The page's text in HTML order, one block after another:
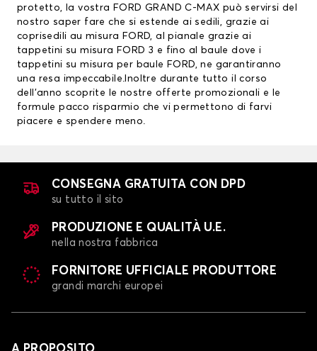
protetto, la vostra FORD GRAND C-MAX può servirsi del
nostro saper fare che si estende ai sedili, grazie ai
coprisedili au misura FORD, al pianale grazie ai
tappetini su misura FORD 3 e fino al baule dove i
tappetini su misura per baule FORD, ne garantiranno
una resa impeccabile.Inoltre durante tutto il corso
dell’anno scoprite le nostre offerte promozionali e le
formule pacco risparmio che vi permettono di farvi
piacere e spendere meno.
CONSEGNA GRATUITA CON DPD
su tutto il sito
PRODUZIONE E QUALITÀ U.E.
nella nostra fabbrica
FORNITORE UFFICIALE PRODUTTORE
grandi marchi europei